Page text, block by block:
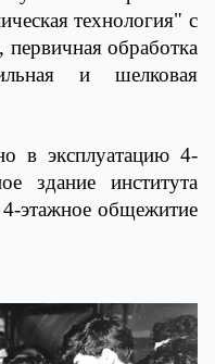
технология" с
первичная обработка
и шелковая
в эксплуатацию 4-
здание института
этажное общежитие